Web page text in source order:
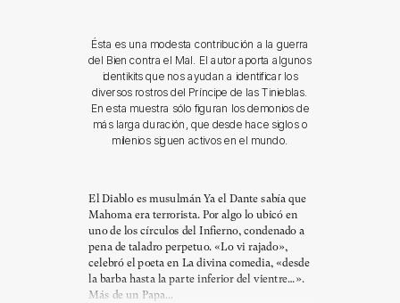
Ésta es una modesta contribución a la guerra
del Bien contra el Mal. El autor aporta algunos
identikits que nos ayudan a identificar los
diversos rostros del Príncipe de las Tinieblas.
En esta muestra sólo figuran los demonios de
más larga duración, que desde hace siglos o
milenios siguen activos en el mundo.
El Diablo es musulmán Ya el Dante sabía que
Mahoma era terrorista. Por algo lo ubicó en
uno de los círculos del Infierno, condenado a
pena de taladro perpetuo. «Lo vi rajado»,
celebró el poeta en La divina comedia, «desde
la barba hasta la parte inferior del vientre…».
Más de un Papa...